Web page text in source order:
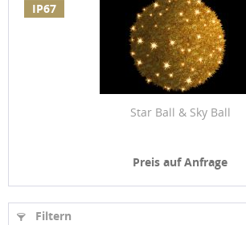
IP67
Star Ball & Sky Ball
Preis auf Anfrage
Filtern